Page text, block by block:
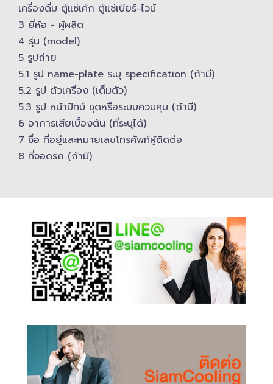
เครื่องดื่ม ตู้แช่เค้ก ตู้แช่เบียร์-ไวน์
3 ยี่ห้อ -​ ผู้ผลิต
4 รุ่น (model)
5 รูปถ่าย
5.1 รูป name-plate ระบุ specification (ถ้ามี)
5.2 รูป ตัวเครื่อง (เต็มตัว)
5.3 รูป หน้าปัทม์ ชุดหรือระบบควบคุม (ถ้ามี)​
6 อาการเสียเบื้องต้น (ที่ระบุได้)
7 ชื่อ ที่อยู่และ​หมายเลขโทรศัพท์​ผู้ติดต่อ
8 ที่จอดรถ (ถ้ามี)​